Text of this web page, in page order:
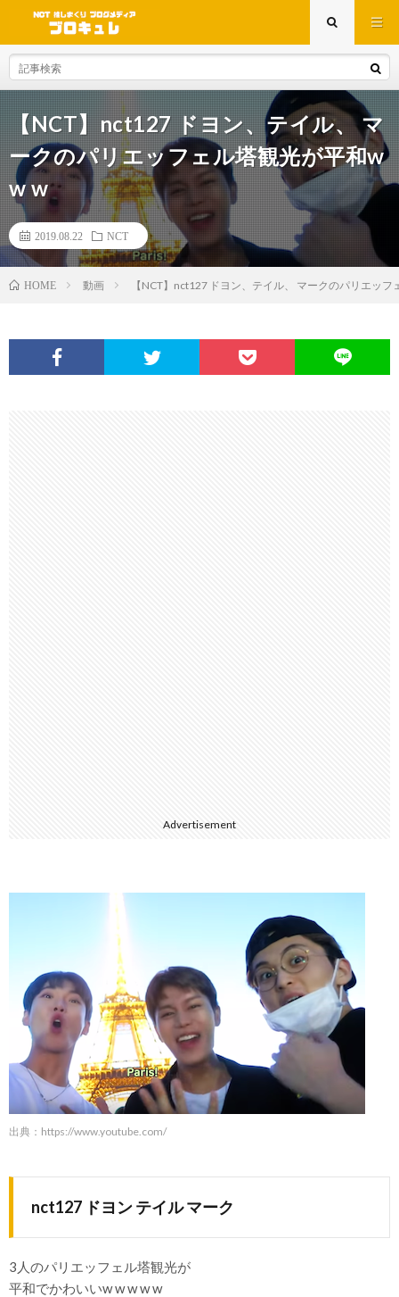
【NCT】nct127 ドヨン、テイル、 マ
ークのパリエッフェル塔観光が平和w
w w
2019.08.22 NCT
HOME 動画 【NCT】nct127 ドヨン、テイル、 マークのパリエッフ
Advertisement
出典：https://www.youtube.com/
nct127 ドヨン テイル マーク
3人のパリエッフェル塔観光が
平和でかわいいw w w w w